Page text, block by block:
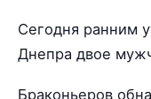
Сегодня ранним
Днепра двое
Браконьеров